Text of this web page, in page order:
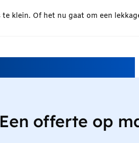
te klein. Of het nu gaat om een
Een offerte op